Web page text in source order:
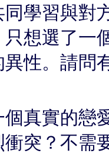
同學習與對
只想選了一
性。請問
實的戀愛
衝突？不需